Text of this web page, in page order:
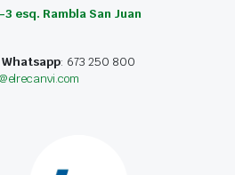
3 esq. Rambla San Juan
Whatsapp: 673 250 800